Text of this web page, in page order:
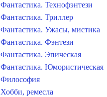
Фантастика. Технофэнтези
Фантастика. Триллер
Фантастика. Ужасы, мистика
Фантастика. Фэнтези
Фантастика. Эпическая
Фантастика. Юмористическая
Философия
Хобби, ремесла